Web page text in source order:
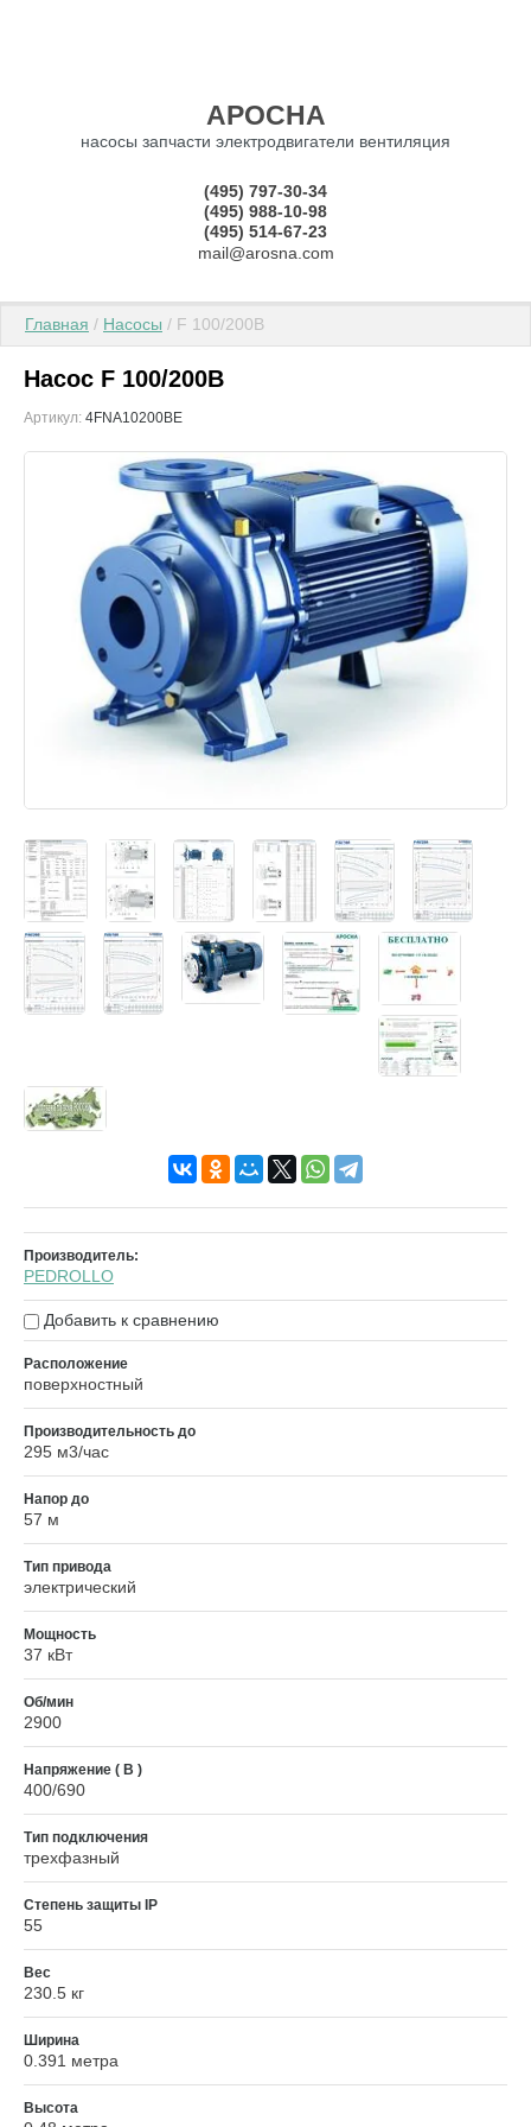
АРОСНА
насосы запчасти электродвигатели вентиляция
(495) 797-30-34
(495) 988-10-98
(495) 514-67-23
mail@arosna.com
Главная / Насосы / F 100/200B
Насос F 100/200B
Артикул: 4FNA10200BE
Производитель:
PEDROLLO
Добавить к сравнению
Расположение
поверхностный
Производительность до
295 м3/час
Напор до
57 м
Тип привода
электрический
Мощность
37 кВт
Об/мин
2900
Напряжение ( В )
400/690
Тип подключения
трехфазный
Степень защиты IP
55
Вес
230.5 кг
Ширина
0.391 метра
Высота